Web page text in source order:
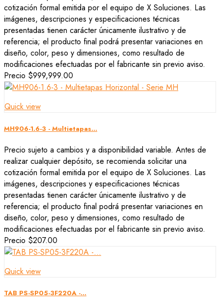
cotización formal emitida por el equipo de X Soluciones. Las
imágenes, descripciones y especificaciones técnicas
presentadas tienen carácter únicamente ilustrativo y de
referencia; el producto final podrá presentar variaciones en
diseño, color, peso y dimensiones, como resultado de
modificaciones efectuadas por el fabricante sin previo aviso.
Precio $999,999.00
Quick view
MH906-1.6-3 - Multietapas...
Precio sujeto a cambios y a disponibilidad variable. Antes de
realizar cualquier depósito, se recomienda solicitar una
cotización formal emitida por el equipo de X Soluciones. Las
imágenes, descripciones y especificaciones técnicas
presentadas tienen carácter únicamente ilustrativo y de
referencia; el producto final podrá presentar variaciones en
diseño, color, peso y dimensiones, como resultado de
modificaciones efectuadas por el fabricante sin previo aviso.
Precio $207.00
Quick view
TAB PS-SP05-3F220A -...